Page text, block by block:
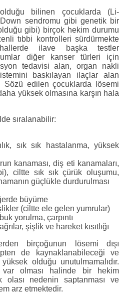
bilinen çocuklarda (Li-
sendromu gibi genetik bir
gibi) birçok hekim durumu
tıbbi kontrolleri sürdürmekte
ilave başka testler
diğer kanser türleri için
tedavisi alan, organ nakli
baskılayan ilaçlar alan
edilen çocuklarda lösemi
yüksek olmasına karşın hala
sıralanabilir:
sık sık hastalanma, yüksek
kanaması, diş eti kanamaları,
ciltte sık sık çürük oluşumu,
güçlükle durdurulması
büyüme
(ciltte ele gelen yumrular)
yorulma, çarpıntı
şişlik ve hareket kısıtlığı
birçoğunun lösemi dışı
de kaynaklanabileceği ve
olduğu unutulmamalıdır.
var olması halinde bir hekim
olası nedenin saptanması ve
arz etmektedir.